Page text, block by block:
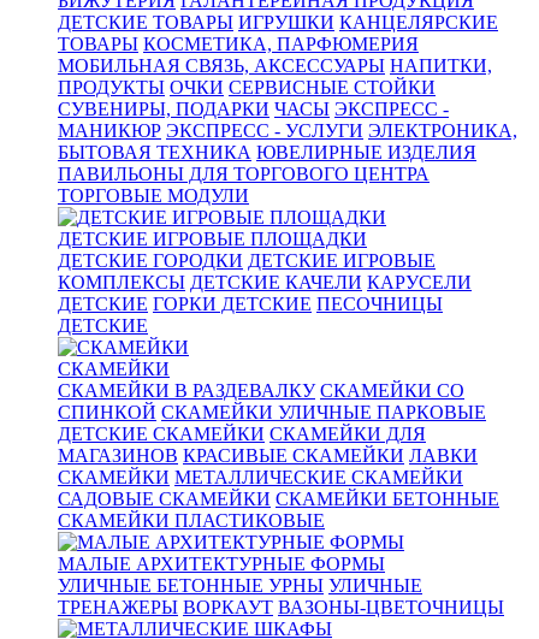
ДЕТСКИЕ ТОВАРЫ ИГРУШКИ КАНЦЕЛЯРСКИЕ
ТОВАРЫ КОСМЕТИКА, ПАРФЮМЕРИЯ
МОБИЛЬНАЯ СВЯЗЬ, АКСЕССУАРЫ НАПИТКИ,
ПРОДУКТЫ ОЧКИ СЕРВИСНЫЕ СТОЙКИ
СУВЕНИРЫ, ПОДАРКИ ЧАСЫ ЭКСПРЕСС -
МАНИКЮР ЭКСПРЕСС - УСЛУГИ ЭЛЕКТРОНИКА,
БЫТОВАЯ ТЕХНИКА ЮВЕЛИРНЫЕ ИЗДЕЛИЯ
ПАВИЛЬОНЫ ДЛЯ ТОРГОВОГО ЦЕНТРА
ТОРГОВЫЕ МОДУЛИ
ДЕТСКИЕ ИГРОВЫЕ ПЛОЩАДКИ
ДЕТСКИЕ ГОРОДКИ ДЕТСКИЕ ИГРОВЫЕ
КОМПЛЕКСЫ ДЕТСКИЕ КАЧЕЛИ КАРУСЕЛИ
ДЕТСКИЕ ГОРКИ ДЕТСКИЕ ПЕСОЧНИЦЫ
ДЕТСКИЕ
СКАМЕЙКИ
СКАМЕЙКИ В РАЗДЕВАЛКУ СКАМЕЙКИ СО
СПИНКОЙ СКАМЕЙКИ УЛИЧНЫЕ ПАРКОВЫЕ
ДЕТСКИЕ СКАМЕЙКИ СКАМЕЙКИ ДЛЯ
МАГАЗИНОВ КРАСИВЫЕ СКАМЕЙКИ ЛАВКИ
СКАМЕЙКИ МЕТАЛЛИЧЕСКИЕ СКАМЕЙКИ
САДОВЫЕ СКАМЕЙКИ СКАМЕЙКИ БЕТОННЫЕ
СКАМЕЙКИ ПЛАСТИКОВЫЕ
МАЛЫЕ АРХИТЕКТУРНЫЕ ФОРМЫ
УЛИЧНЫЕ БЕТОННЫЕ УРНЫ УЛИЧНЫЕ
ТРЕНАЖЕРЫ ВОРКАУТ ВАЗОНЫ-ЦВЕТОЧНИЦЫ